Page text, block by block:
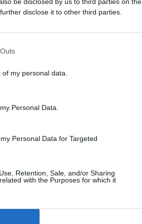
disclose it to other third parties.
my personal data.
Personal Data.
Personal Data for Targeted
Retention, Sale, and/or Sharing
with the Purposes for which it